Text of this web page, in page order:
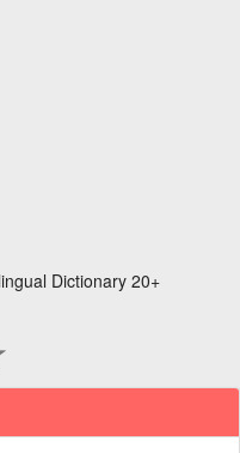
Dictionary 20+